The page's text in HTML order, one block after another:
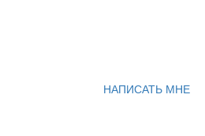
НАПИСАТЬ МНЕ